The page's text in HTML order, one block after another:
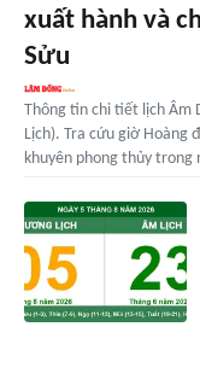
xuất hành và
Sửu
Thông tin chi tiết lịch Âm
Lịch). Tra cứu giờ Hoàng
khuyên phong thủy trong